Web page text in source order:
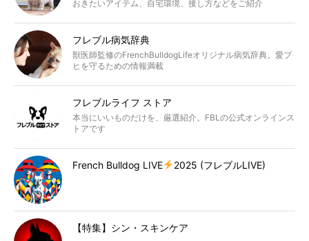
おきたいアイテム、自宅環境、接し方などをご紹介
フレブル病気辞典
獣医師監修のFrenchBulldogLifeオリジナル病気辞典。愛ブ
ヒを守るための情報満載
フレブルライフ ストア
本当にいいものだけを、厳選紹介。FBLの公式オンラインス
トアです
French Bulldog LIVE 2025 (フレブルLIVE)
【特集】シン・スキンケア